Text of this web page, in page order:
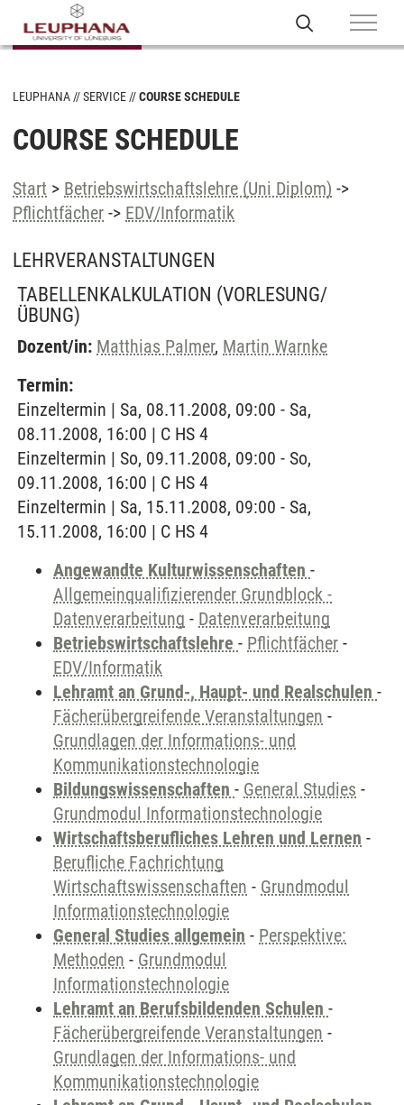
LEUPHANA SERVICE COURSE SCHEDULE
COURSE SCHEDULE
Start > Betriebswirtschaftslehre (Uni Diplom) ->
Pflichtfächer -> EDV/Informatik
LEHRVERANSTALTUNGEN
TABELLENKALKULATION (VORLESUNG/
ÜBUNG)
Dozent/in: Matthias Palmer, Martin Warnke
Termin:
Einzeltermin | Sa, 08.11.2008, 09:00 - Sa,
08.11.2008, 16:00 | C HS 4
Einzeltermin | So, 09.11.2008, 09:00 - So,
09.11.2008, 16:00 | C HS 4
Einzeltermin | Sa, 15.11.2008, 09:00 - Sa,
15.11.2008, 16:00 | C HS 4
Angewandte Kulturwissenschaften -
Allgemeinqualifizierender Grundblock -
Datenverarbeitung - Datenverarbeitung
Betriebswirtschaftslehre - Pflichtfächer -
EDV/Informatik
Lehramt an Grund-, Haupt- und Realschulen -
Fächerübergreifende Veranstaltungen -
Grundlagen der Informations- und
Kommunikationstechnologie
Bildungswissenschaften - General Studies -
Grundmodul Informationstechnologie
Wirtschaftsberufliches Lehren und Lernen -
Berufliche Fachrichtung
Wirtschaftswissenschaften - Grundmodul
Informationstechnologie
General Studies allgemein - Perspektive:
Methoden - Grundmodul
Informationstechnologie
Lehramt an Berufsbildenden Schulen -
Fächerübergreifende Veranstaltungen -
Grundlagen der Informations- und
Kommunikationstechnologie